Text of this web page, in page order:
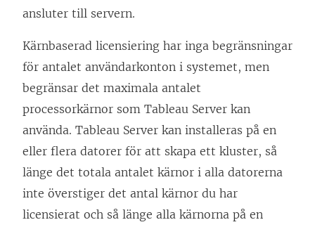
ansluter till servern.
Kärnbaserad licensiering har inga begränsningar
för antalet användarkonton i systemet, men
begränsar det maximala antalet
processorkärnor som Tableau Server kan
använda. Tableau Server kan installeras på en
eller flera datorer för att skapa ett kluster, så
länge det totala antalet kärnor i alla datorerna
inte överstiger det antal kärnor du har
licensierat och så länge alla kärnorna på en